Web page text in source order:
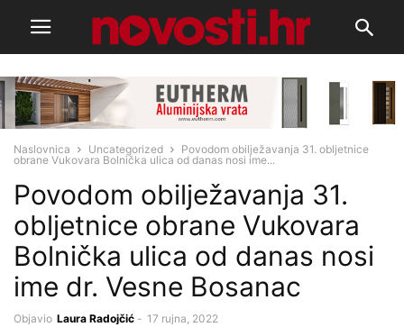
Naslovnica Uncategorized
Povodom obilježavanja 31. obljetnice
obrane Vukovara Bolnička ulica od danas nosi ime...
Povodom obilježavanja 31.
obljetnice obrane Vukovara
Bolnička ulica od danas nosi
ime dr. Vesne Bosanac
Objavio Laura Radojčić - 17 rujna, 2022